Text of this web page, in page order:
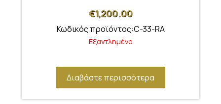
€1,200.00
Κωδικός προϊόντος:C-33-RA
Εξαντλημένο
Διαβάστε περισσότερα